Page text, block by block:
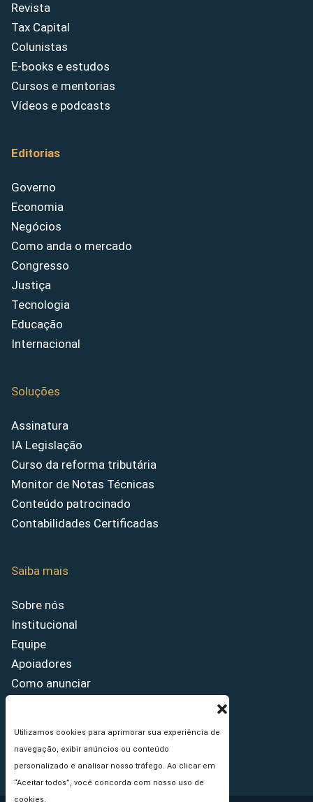
Utilizamos cookies para aprimorar sua experiência de
navegação, exibir anúncios ou conteúdo
personalizado e analisar nosso tráfego. Ao clicar em
“Aceitar todos”, você concorda com nosso uso de
cookies.
Revista
Tax Capital
Colunistas
E-books e estudos
Cursos e mentorias
Vídeos e podcasts
Editorias
Governo
Economia
Negócios
Como anda o mercado
Congresso
Justiça
Tecnologia
Educação
Internacional
Soluções
Assinatura
IA Legislação
Curso da reforma tributária
Monitor de Notas Técnicas
Conteúdo patrocinado
Contabilidades Certificadas
Saiba mais
Sobre nós
Institucional
Equipe
Apoiadores
Como anunciar
Princípios Editoriais